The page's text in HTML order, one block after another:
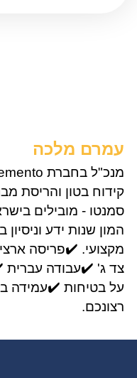
עמרם מלכה
קידוח בטון והריסת
סמנטו - מובילים
המון שנות ידע
מקצועי. ✔️פריסה
צד ג' ✔️עבודה עברית
על בטיחות ✔️עמידה
רצונכם.